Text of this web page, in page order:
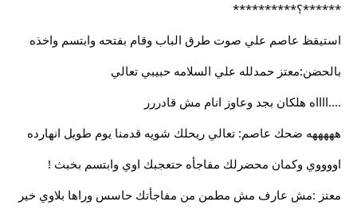
******؟**********
استيقظ عاصم علي صوت طرق الباب وقام بفتحه وابتسم واخذه
بالحضن:معتز حمدلله علي السلامه حبيبي تعالي
....ااااه هلكان بجد وعاوز انام مش قادررر
هههههه ضحك عاصم: تعالي ريحلك شويه قدمنا يوم طويل انهارده
اووووي وكمان محضرلك مفاجأه حتعجبك اوي وابتسم بخبث !
معتز :مش عارف مش مطمن من مفاجأتك حاسس وراها بلاوي خير